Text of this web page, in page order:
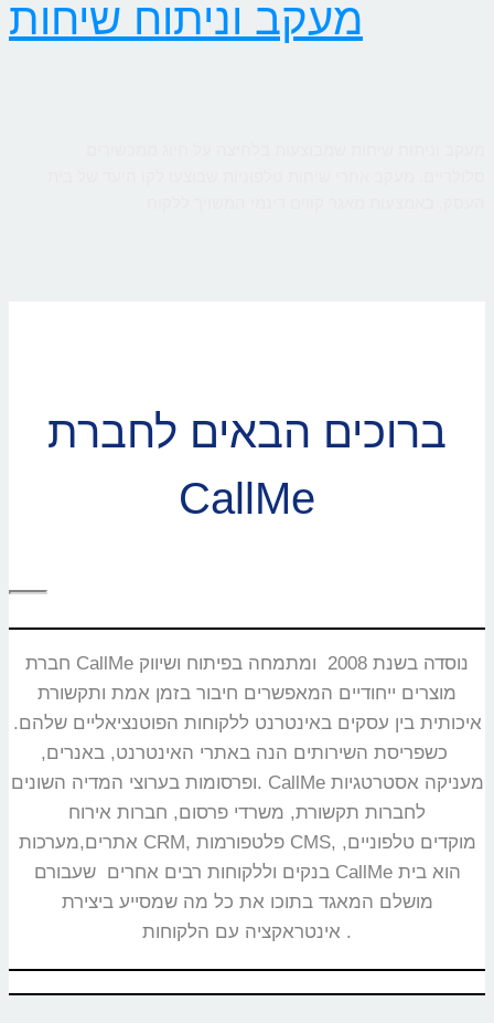
מעקב וניתוח שיחות
ברוכים הבאים לחברת
CallMe
חברת CallMe נוסדה בשנת 2008 ומתמחה בפיתוח ושיווק
מוצרים ייחודיים המאפשרים חיבור בזמן אמת ותקשורת
איכותית בין עסקים באינטרנט ללקוחות הפוטנציאליים שלהם.
כשפריסת השירותים הנה באתרי האינטרנט, באנרים,
ופרסומות בערוצי המדיה השונים. CallMe מעניקה אסטרטגיות
לחברות תקשורת, משרדי פרסום, חברות אירוח
אתרים,מערכות CRM, פלטפורמות CMS, מוקדים טלפוניים,
בנקים וללקוחות רבים אחרים שעבורם CallMe הוא בית
מושלם המאגד בתוכו את כל מה שמסייע ביצירת
אינטראקציה עם הלקוחות.